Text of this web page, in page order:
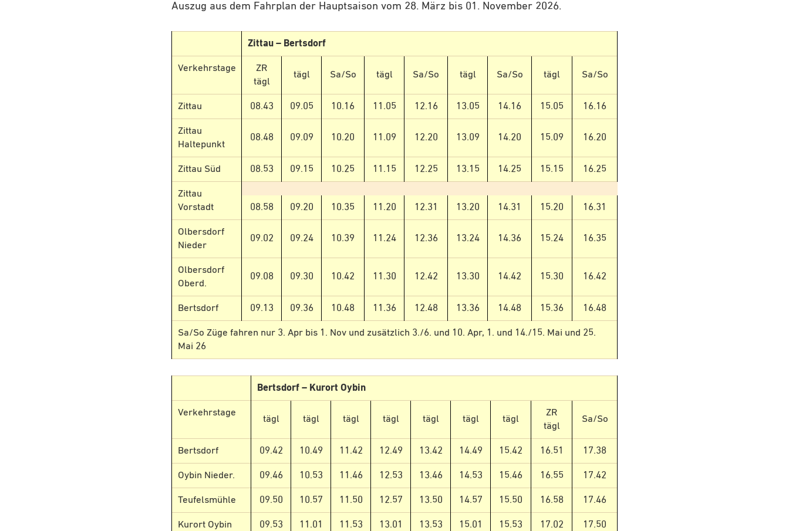
Auszug aus dem Fahrplan der Hauptsaison vom 28. März bis 01. November 2026.
Zittau – Bertsdorf
Verkehrstage
ZR
tägl
tägl Sa/So tägl Sa/So tägl Sa/So tägl Sa/So
Zittau 08.43 09.05 10.16 11.05 12.16 13.05 14.16 15.05 16.16
Zittau
Haltepunkt
08.48 09.09 10.20 11.09 12.20 13.09 14.20 15.09 16.20
Zittau Süd 08.53 09.15 10.25 11.15 12.25 13.15 14.25 15.15 16.25
Zittau
Vorstadt
08.58 09.20 10.35 11.20 12.31 13.20 14.31 15.20 16.31
Olbersdorf
Nieder
09.02 09.24 10.39 11.24 12.36 13.24 14.36 15.24 16.35
Olbersdorf
Oberd.
09.08 09.30 10.42 11.30 12.42 13.30 14.42 15.30 16.42
Bertsdorf 09.13 09.36 10.48 11.36 12.48 13.36 14.48 15.36 16.48
Sa/So Züge fahren nur 3. Apr bis 1. Nov und zusätzlich 3./6. und 10. Apr, 1. und 14./15. Mai und 25.
Mai 26
Bertsdorf – Kurort Oybin
Verkehrstage
tägl tägl tägl tägl tägl tägl tägl
ZR
tägl
Sa/So
Bertsdorf 09.42 10.49 11.42 12.49 13.42 14.49 15.42 16.51 17.38
Oybin Nieder. 09.46 10.53 11.46 12.53 13.46 14.53 15.46 16.55 17.42
Teufelsmühle 09.50 10.57 11.50 12.57 13.50 14.57 15.50 16.58 17.46
Kurort Oybin 09.53 11.01 11.53 13.01 13.53 15.01 15.53 17.02 17.50